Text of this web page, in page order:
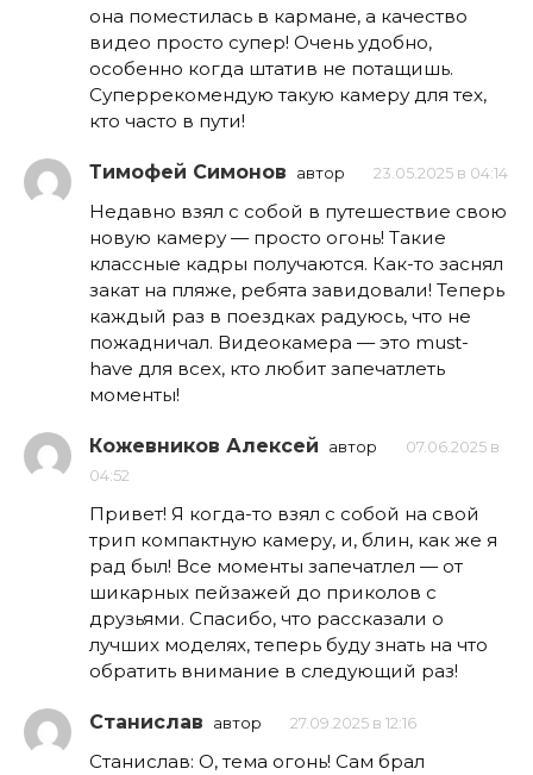
она поместилась в кармане, а качество
видео просто супер! Очень удобно,
особенно когда штатив не потащишь.
Суперрекомендую такую камеру для тех,
кто часто в пути!
Тимофей Симонов автор 23.05.2025 в 04:14
Недавно взял с собой в путешествие свою
новую камеру — просто огонь! Такие
классные кадры получаются. Как-то заснял
закат на пляже, ребята завидовали! Теперь
каждый раз в поездках радуюсь, что не
пожадничал. Видеокамера — это must-
have для всех, кто любит запечатлеть
моменты!
Кожевников Алексей автор
07.06.2025 в
04:52
Привет! Я когда-то взял с собой на свой
трип компактную камеру, и, блин, как же я
рад был! Все моменты запечатлел — от
шикарных пейзажей до приколов с
друзьями. Спасибо, что рассказали о
лучших моделях, теперь буду знать на что
обратить внимание в следующий раз!
Станислав автор 27.09.2025 в 12:16
Станислав: О, тема огонь! Сам брал